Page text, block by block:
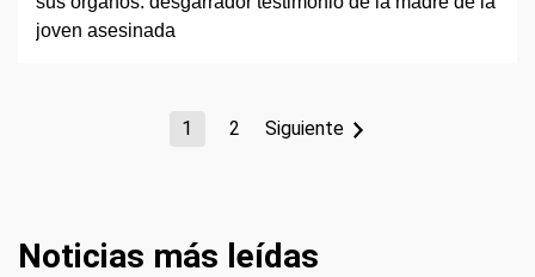
1 2 Siguiente
Noticias más leídas